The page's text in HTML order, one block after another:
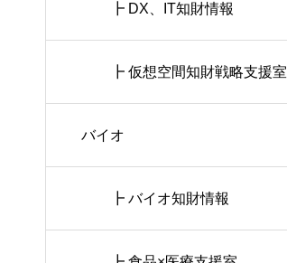
┣ DX、IT知財情報
┣ 仮想空間知財戦略支援室
バイオ
┣ バイオ知財情報